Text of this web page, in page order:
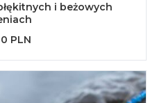
i beżowych
PLN